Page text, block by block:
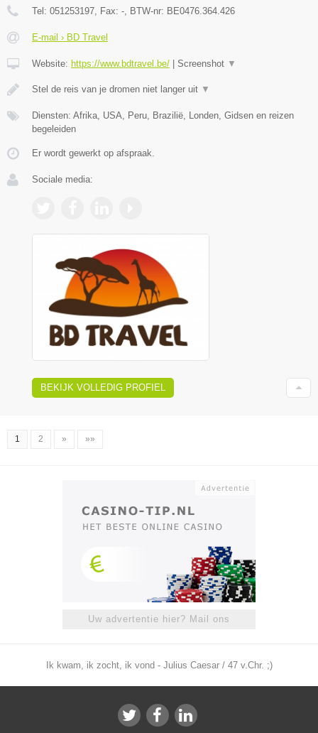
Tel: 051253197, Fax: -, BTW-nr: BE0476.364.426
E-mail › BD Travel
Website: https://www.bdtravel.be/ Screenshot ▼
Stel de reis van je dromen niet langer uit ▼
Diensten: Afrika, USA, Peru, Brazilië, Londen, Gidsen en reizen
begeleiden
Er wordt gewerkt op afspraak.
Sociale media:
BEKIJK VOLLEDIG PROFIEL
1 2 » »»
Uw advertentie hier? Mail ons
Ik kwam, ik zocht, ik vond - Julius Caesar / 47 v.Chr. ;)